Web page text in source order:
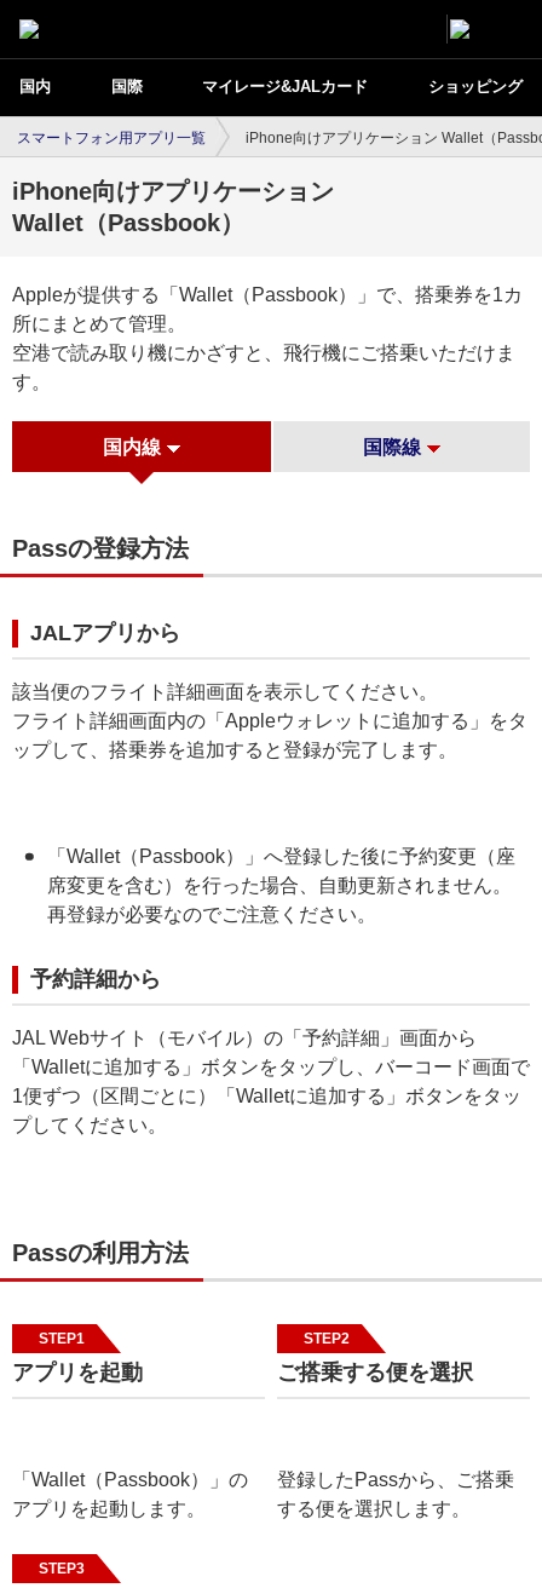
国内 国際 マイレージ&JALカード ショッピング
スマートフォン用アプリ一覧 iPhone向けアプリケーション Wallet（
iPhone向けアプリケーション
Wallet（Passbook）
Appleが提供する「Wallet（Passbook）」で、搭乗券を1カ
所にまとめて管理。
空港で読み取り機にかざすと、飛行機にご搭乗いただけま
す。
国内線 国際線
Passの登録方法
JALアプリから
該当便のフライト詳細画面を表示してください。
フライト詳細画面内の「Appleウォレットに追加する」をタ
ップして、搭乗券を追加すると登録が完了します。
「Wallet（Passbook）」へ登録した後に予約変更（座
席変更を含む）を行った場合、自動更新されません。
再登録が必要なのでご注意ください。
予約詳細から
JAL Webサイト（モバイル）の「予約詳細」画面から
「Walletに追加する」ボタンをタップし、バーコード画面で
1便ずつ（区間ごとに）「Walletに追加する」ボタンをタッ
プしてください。
Passの利用方法
STEP1
アプリを起動
「Wallet（Passbook）」の
アプリを起動します。
STEP2
ご搭乗する便を選択
登録したPassから、ご搭乗
する便を選択します。
STEP3